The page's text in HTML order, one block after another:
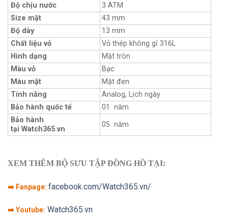
Độ chịu nước
3 ATM
Size mặt
43 mm
Độ dày
13 mm
Chất liệu vỏ
Vỏ thép không gỉ 316L
Hình dạng
Mặt tròn
Màu vỏ
Bạc
Màu mặt
Mặt đen
Tính năng
Analog, Lịch ngày
Bảo hành quốc tế
01 năm
Bảo hành
tại Watch365.vn
05 năm
XEM THÊM BỘ SƯU TẬP ĐỒNG HỒ TẠI:
➡️ Fanpage: facebook.com/Watch365.vn/
➡️ Youtube: Watch365.vn